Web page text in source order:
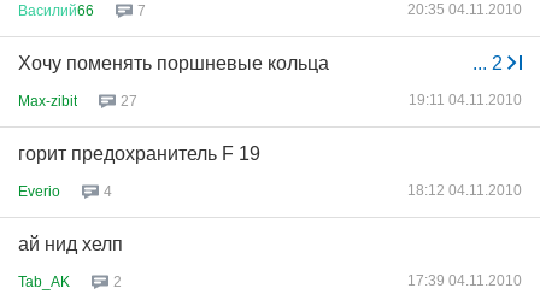
Василий66 7 20:35 04.11.2010
... 2
Хочу поменять поршневые кольца
Max-zibit 27 19:11 04.11.2010
горит предохранитель F 19
Everio 4 18:12 04.11.2010
ай нид хелп
Tab_AK 2 17:39 04.11.2010